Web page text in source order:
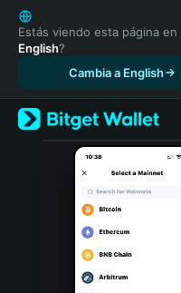
English
日本語
Tiếng Việt
Español (Latinoamérica)
Türkçe
Italiano
Português (Portugal)
Bahasa Indonesia
Estás viendo esta página en
English?
Cambia a English